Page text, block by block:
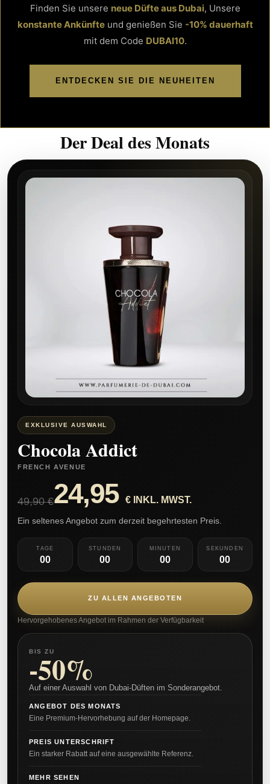
Finden Sie unsere neue Düfte aus Dubai, Unsere
konstante Ankünfteund genießen Sie -10% dauerhaft
mit dem Code DUBAI10.
ENTDECKEN SIE DIE NEUHEITEN
Der Deal des Monats
EXKLUSIVE AUSWAHL
Chocola Addict
FRENCH AVENUE
49,90 €24,95€ INKL. MWST.
Ein seltenes Angebot zum derzeit begehrtesten Preis.
TAGE
00
STUNDEN
00
MINUTEN
00
SEKUNDEN
00
ZU ALLEN ANGEBOTEN
Hervorgehobenes Angebot im Rahmen der Verfügbarkeit
BIS ZU
-50%
Auf einer Auswahl von Dubai-Düften im Sonderangebot.
ANGEBOT DES MONATS
Eine Premium-Hervorhebung auf der Homepage.
PREIS UNTERSCHRIFT
Ein starker Rabatt auf eine ausgewählte Referenz.
MEHR SEHEN